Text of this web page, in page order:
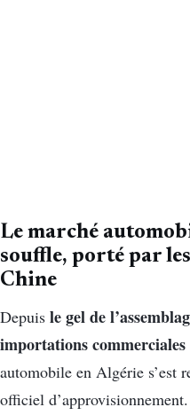
Le marché
souffle, porté par
Chine
Depuis le gel de
importations commerciales
automobile en Algérie s’est
officiel